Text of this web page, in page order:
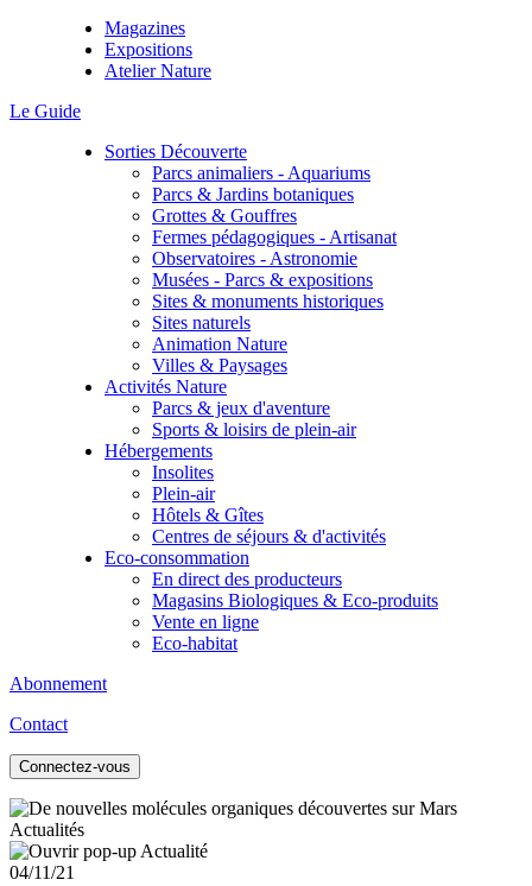
Magazines
Expositions
Atelier Nature
Le Guide
Sorties Découverte
Parcs animaliers - Aquariums
Parcs & Jardins botaniques
Grottes & Gouffres
Fermes pédagogiques - Artisanat
Observatoires - Astronomie
Musées - Parcs & expositions
Sites & monuments historiques
Sites naturels
Animation Nature
Villes & Paysages
Activités Nature
Parcs & jeux d'aventure
Sports & loisirs de plein-air
Hébergements
Insolites
Plein-air
Hôtels & Gîtes
Centres de séjours & d'activités
Eco-consommation
En direct des producteurs
Magasins Biologiques & Eco-produits
Vente en ligne
Eco-habitat
Abonnement
Contact
Connectez-vous
Actualités
04/11/21